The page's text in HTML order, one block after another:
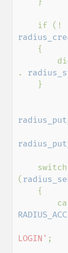
.
(
LOGIN' ;